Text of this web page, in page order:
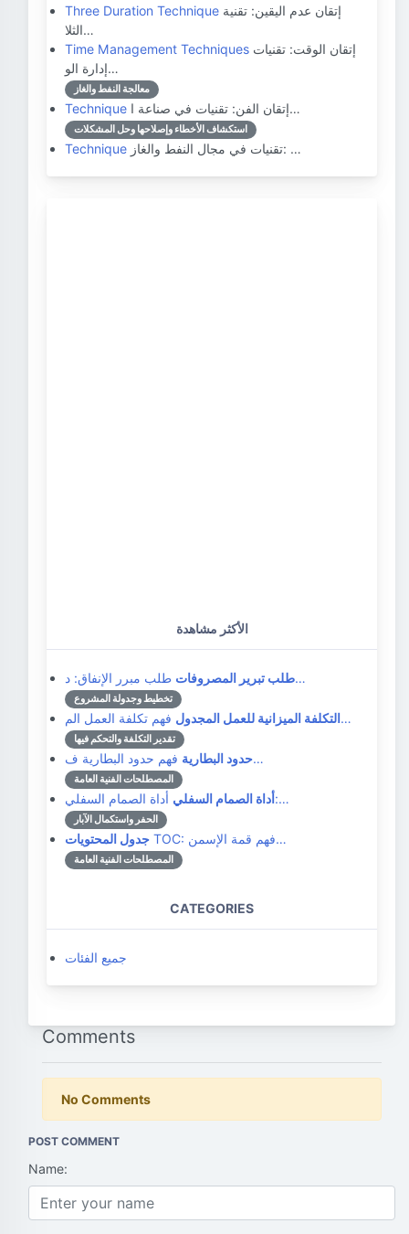
Three Duration Technique
الثلا…
Time Management Techniques
إدارة الو…
معالجة النفط والغاز
Technique إتقان الفن: تقنيات في صناعة ا…
استكشاف الأخطاء وإصلاحها وحل المشكلات
Technique تقنيات في مجال النفط والغاز: …
الأكثر مشاهدة
طلب تبرير المصروفاتطلب مبرر الإنفاق: د…
تخطيط وجدولة المشروع
التكلفة الميزانية للعمل المجدولفهم تكلفة العمل الم…
تقدير التكلفة والتحكم فيها
حدود البطاريةفهم حدود البطارية ف…
المصطلحات الفنية العامة
أداة الصمام السفليأداة الصمام السفلي:…
الحفر واستكمال الآبار
جدول المحتويات TOC: فهم قمة الإسمن…
المصطلحات الفنية العامة
CATEGORIES
جميع الفئات
Comments
No Comments
POST COMMENT
Name: